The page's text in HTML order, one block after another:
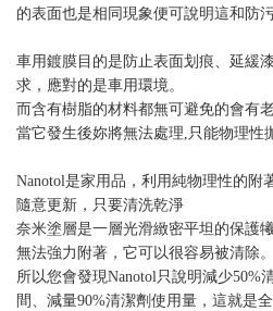
的表面也是相同現象便可說明這和防
車用鍍膜目的是防止表面划痕、延緩
求，應對的是車用環境。
而含有樹脂的材料都無可避免的會有
當它發生後妳將無法處理,只能物理性
Nanotol是家用品，利用純物理性的附
隨意更新，只要清洗乾淨
奈米塗層是一層光滑緻密平坦的保護
無法強力附著，它可以很容易被清除。
所以您會發現Nanotol只說明減少50%
間、減量90%清潔劑使用量，這就是全